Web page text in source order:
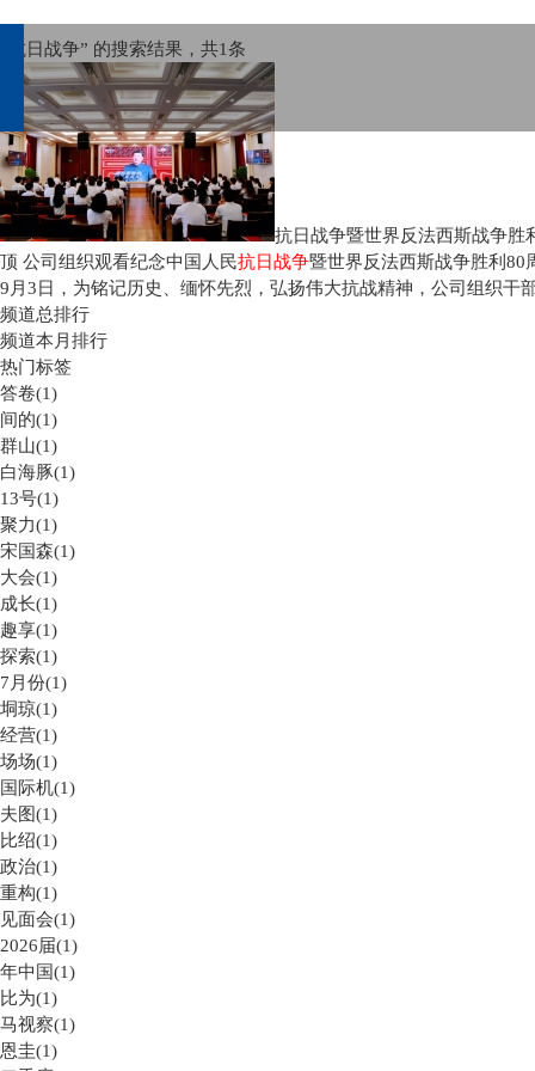
“抗日战争” 的搜索结果，共1条
抗日战争暨世界反法西斯战争胜
顶 公司组织观看纪念中国人民抗日战争暨世界反法西斯战争胜利80
9月3日，为铭记历史、缅怀先烈，弘扬伟大抗战精神，公司组织干
频道总排行
频道本月排行
热门标签
答卷(1)
间的(1)
群山(1)
白海豚(1)
13号(1)
聚力(1)
宋国森(1)
大会(1)
成长(1)
趣享(1)
探索(1)
7月份(1)
垌琼(1)
经营(1)
场场(1)
国际机(1)
夫图(1)
比绍(1)
政治(1)
重构(1)
见面会(1)
2026届(1)
年中国(1)
比为(1)
马视察(1)
恩圭(1)